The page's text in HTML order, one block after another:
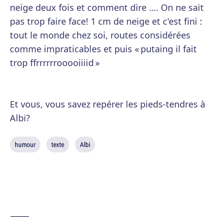
neige deux fois et comment dire …. On ne sait
pas trop faire face! 1 cm de neige et c'est fini :
tout le monde chez soi, routes considérées
comme impraticables et puis « putaing il fait
trop ffrrrrrrooooiiiid »
Et vous, vous savez repérer les pieds-tendres à
Albi?
humour texte Albi